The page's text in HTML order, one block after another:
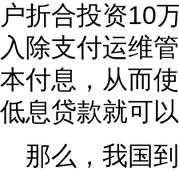
户折合投资10
入除支付运维
本付息，从而
低息贷款就可
那么，我国